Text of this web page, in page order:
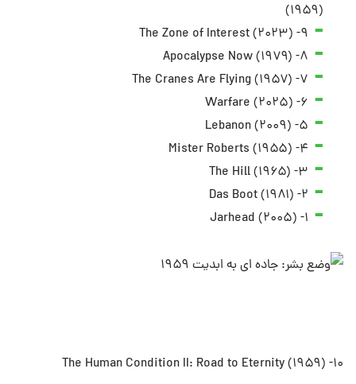
(۱۹۵۹)
۹- The Zone of Interest (۲۰۲۳)
۸- Apocalypse Now (۱۹۷۹)
۷- The Cranes Are Flying (۱۹۵۷)
۶- Warfare (۲۰۲۵)
۵- Lebanon (۲۰۰۹)
۴- Mister Roberts (۱۹۵۵)
۳- The Hill (۱۹۶۵)
۲- Das Boot (۱۹۸۱)
۱- Jarhead (۲۰۰۵)
۱۰- The Human Condition II: Road to Eternity (۱۹۵۹)